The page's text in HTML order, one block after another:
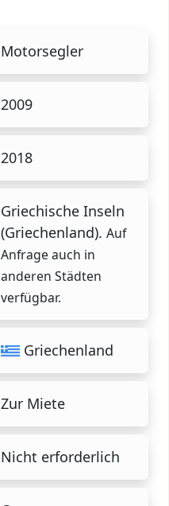
Motorsegler
2009
2018
Griechische Inseln
(Griechenland). Auf
Anfrage auch in
anderen Städten
verfügbar.
Griechenland
Zur Miete
Nicht erforderlich